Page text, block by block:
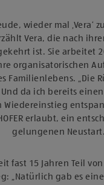
wieder mal ‚Vera‘
Vera, die nach
ist. Sie arbeitet
organisatorischen
Familienlebens. „Die
da ich bereits
erlaubt, ein
gelungenen Neustart.
fast 15 Jahren Teil
„Natürlich gab es